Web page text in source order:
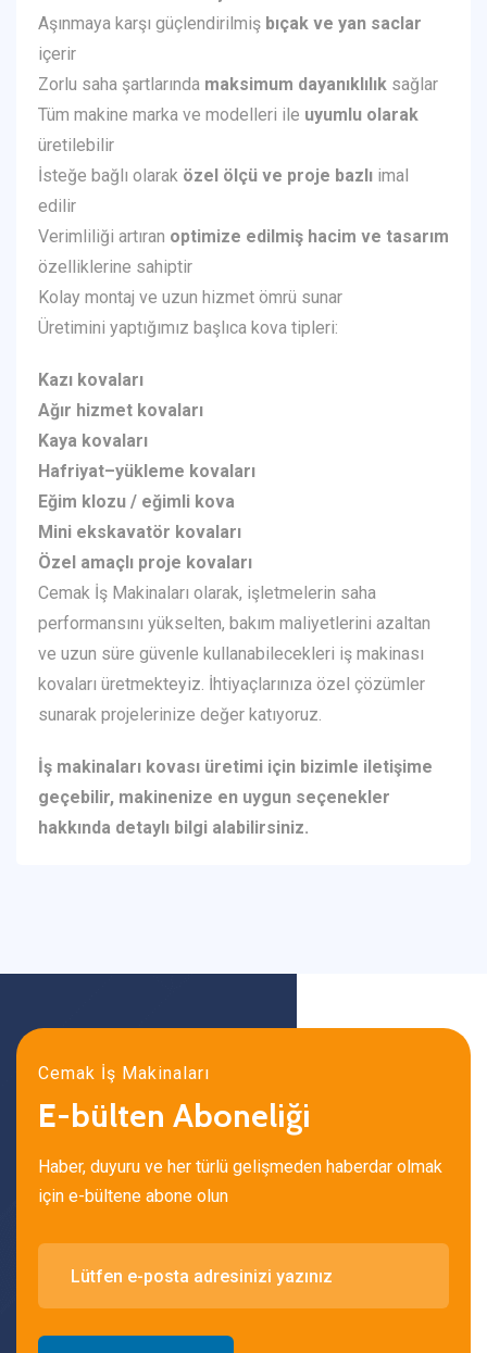
Aşınmaya karşı güçlendirilmiş bıçak ve yan saclar
içerir
Zorlu saha şartlarında maksimum dayanıklılık sağlar
Tüm makine marka ve modelleri ile uyumlu olarak
üretilebilir
İsteğe bağlı olarak özel ölçü ve proje bazlı imal
edilir
Verimliliği artıran optimize edilmiş hacim ve tasarım
özelliklerine sahiptir
Kolay montaj ve uzun hizmet ömrü sunar
Üretimini yaptığımız başlıca kova tipleri:
Kazı kovaları
Ağır hizmet kovaları
Kaya kovaları
Hafriyat–yükleme kovaları
Eğim klozu / eğimli kova
Mini ekskavatör kovaları
Özel amaçlı proje kovaları
Cemak İş Makinaları olarak, işletmelerin saha
performansını yükselten, bakım maliyetlerini azaltan
ve uzun süre güvenle kullanabilecekleri iş makinası
kovaları üretmekteyiz. İhtiyaçlarınıza özel çözümler
sunarak projelerinize değer katıyoruz.
İş makinaları kovası üretimi için bizimle iletişime
geçebilir, makinenize en uygun seçenekler
hakkında detaylı bilgi alabilirsiniz.
Cemak İş Makinaları
E-bülten Aboneliği
Haber, duyuru ve her türlü gelişmeden haberdar olmak
için e-bültene abone olun